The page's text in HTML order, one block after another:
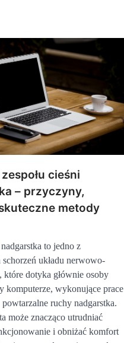
cieśni
– przyczyny,
metody
to jedno z
schorzeń układu nerwowo-
które dotyka głównie osoby
komputerze, wykonujące prace
ruchy nadgarstka.
może znacząco utrudniać
i obniżać komfort